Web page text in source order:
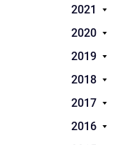
2021
2020
2019
2018
2017
2016